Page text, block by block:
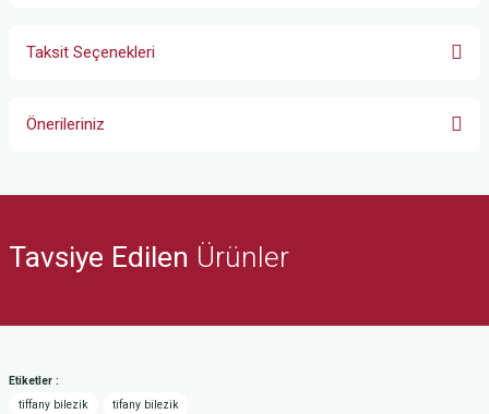
Taksit Seçenekleri
Önerileriniz
Görüş ve önerileriniz için teşekkür ederiz.
Tavsiye Edilen Ürünler
%15
Etiketler :
tiffany bilezik
tifany bilezik